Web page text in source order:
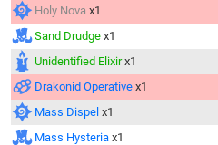
Holy Nova x1
Sand Drudge x1
Unidentified Elixir x1
Drakonid Operative x1
Mass Dispel x1
Mass Hysteria x1